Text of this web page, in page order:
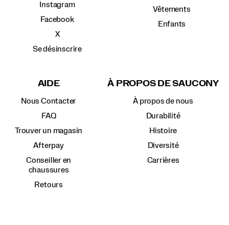
Instagram
Facebook
X
Se désinscrire
Vêtements
Enfants
AIDE
Nous Contacter
FAQ
Trouver un magasin
Afterpay
Conseiller en
chaussures
Retours
À PROPOS DE SAUCONY
À propos de nous
Durabilité
Histoire
Diversité
Carrières